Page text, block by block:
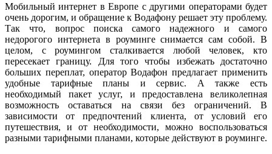
Мобильный интернет в Европе с другими операторами будет
очень дорогим, и обращение к Водафону решает эту проблему.
Так что, вопрос поиска самого надежного и самого
недорогого интернета в роуминге снимается сам собой. В
целом, с роумингом сталкивается любой человек, кто
пересекает границу. Для того чтобы избежать достаточно
больших переплат, оператор Водафон предлагает применить
удобные тарифные планы и сервис. А также есть
необходимый пакет услуг, и предоставлена великолепная
возможность оставаться на связи без ограничений. В
зависимости от предпочтений клиента, от условий его
путешествия, и от необходимости, можно воспользоваться
разными тарифными планами, которые действуют в роуминге.